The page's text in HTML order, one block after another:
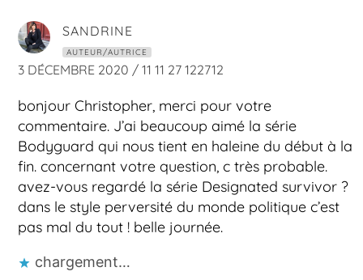
SANDRINE
AUTEUR/AUTRICE
3 DÉCEMBRE 2020 / 11 11 27 122712
bonjour Christopher, merci pour votre
commentaire. J’ai beaucoup aimé la série
Bodyguard qui nous tient en haleine du début à la
fin. concernant votre question, c très probable.
avez-vous regardé la série Designated survivor ?
dans le style perversité du monde politique c’est
pas mal du tout ! belle journée.
chargement…